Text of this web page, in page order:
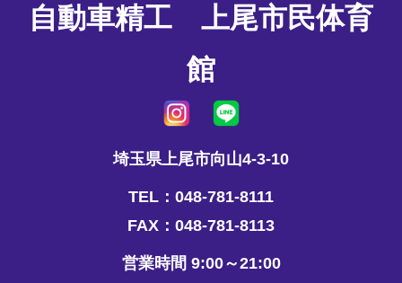
自動車精工 上尾市民体育
館
埼玉県上尾市向山4-3-10
TEL：048-781-8111
FAX：048-781-8113
営業時間 9:00～21:00